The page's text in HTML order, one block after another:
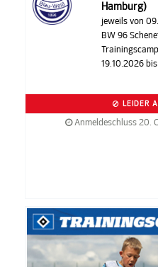
Hamburg)
jeweils von
BW 96
19.10.2026
LEIDER
Anmeldeschluss 20.